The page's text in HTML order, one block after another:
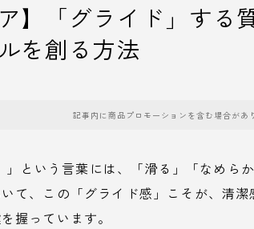
ア】「グライド」する
を創る方法
記事内に商品プロモーションを含む場合があ
」という言葉には、「滑る」「なめら
て、この「グライド感」こそが、清
握っています。